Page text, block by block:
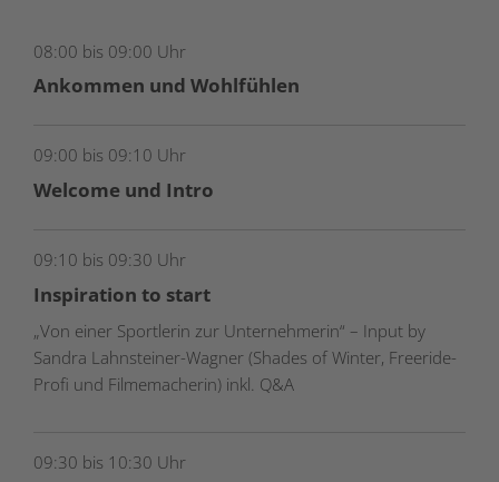
08:00 bis 09:00 Uhr
Ankommen und Wohlfühlen
09:00 bis 09:10 Uhr
Welcome und Intro
09:10 bis 09:30 Uhr
Inspiration to start
„Von einer Sportlerin zur Unternehmerin“ – Input by
Sandra Lahnsteiner-Wagner (Shades of Winter, Freeride-
Profi und Filmemacherin) inkl. Q&A
09:30 bis 10:30 Uhr